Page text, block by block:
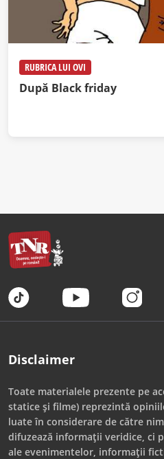
RUBRICA LUI OVI
După Black friday
Disclaimer
Toate materialele prezente pe
statice și filme) reprezintă
luate în considerare de către
difuzează informații veridice, ci
ale evenimentelor, informații